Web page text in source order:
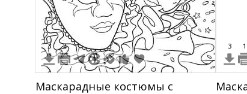
3 2
Маскарадные костюмы с
3 1